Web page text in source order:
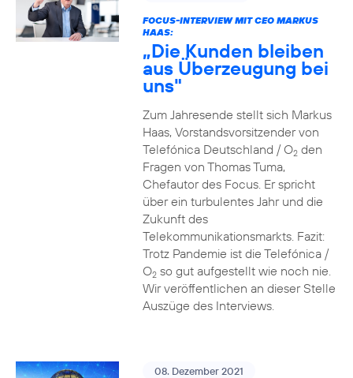
FOCUS-INTERVIEW MIT CEO MARKUS
HAAS:
„Die Kunden bleiben
aus Überzeugung bei
uns"
Zum Jahresende stellt sich Markus
Haas, Vorstandsvorsitzender von
Telefónica Deutschland / O2den
Fragen von Thomas Tuma,
Chefautor des Focus. Er spricht
über ein turbulentes Jahr und die
Zukunft des
Telekommunikationsmarkts. Fazit:
Trotz Pandemie ist die Telefónica /
O2so gut aufgestellt wie noch nie.
Wir veröffentlichen an dieser Stelle
Auszüge des Interviews.
08. Dezember 2021